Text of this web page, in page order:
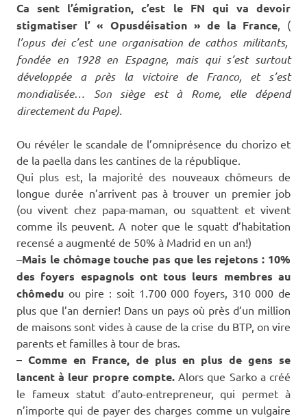
Ca sent l’émigration, c’est le FN qui va devoir
stigmatiser l’ « Opusdéisation » de la France, (
l’opus dei c’est une organisation de cathos militants,
fondée en 1928 en Espagne, mais qui s’est surtout
développée a près la victoire de Franco, et s’est
mondialisée… Son siège est à Rome, elle dépend
directement du Pape).
Ou révéler le scandale de l’omniprésence du chorizo et
de la paella dans les cantines de la république.
Qui plus est, la majorité des nouveaux chômeurs de
longue durée n’arrivent pas à trouver un premier job
(ou vivent chez papa-maman, ou squattent et vivent
comme ils peuvent. A noter que le squatt d’habitation
recensé a augmenté de 50% à Madrid en un an!)
–Mais le chômage touche pas que les rejetons : 10%
des foyers espagnols ont tous leurs membres au
chômedu ou pire : soit 1.700 000 foyers, 310 000 de
plus que l’an dernier! Dans un pays où près d’un million
de maisons sont vides à cause de la crise du BTP, on vire
parents et familles à tour de bras.
– Comme en France, de plus en plus de gens se
lancent à leur propre compte.Alors que Sarko a créé
le fameux statut d’auto-entrepreneur, qui permet à
n’importe qui de payer des charges comme un vulgaire